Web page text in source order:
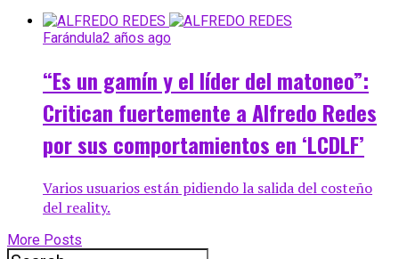
Farándula2 años ago
“Es un gamín y el líder del matoneo”:
Critican fuertemente a Alfredo Redes
por sus comportamientos en ‘LCDLF’
Varios usuarios están pidiendo la salida del costeño
del reality.
More Posts